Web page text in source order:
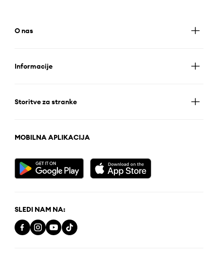
O nas
Informacije
Storitve za stranke
MOBILNA APLIKACIJA
SLEDI NAM NA: